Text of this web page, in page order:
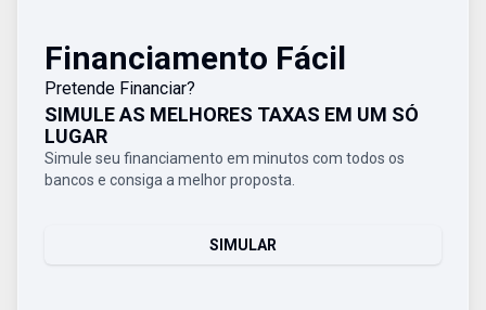
Financiamento Fácil
Pretende Financiar?
SIMULE AS MELHORES TAXAS EM UM SÓ
LUGAR
Simule seu financiamento em minutos com todos os
bancos e consiga a melhor proposta.
SIMULAR